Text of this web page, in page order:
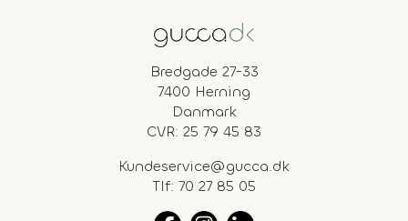
Bredgade 27-33
7400 Herning
Danmark
CVR: 25 79 45 83
Kundeservice@gucca.dk
Tlf: 70 27 85 05